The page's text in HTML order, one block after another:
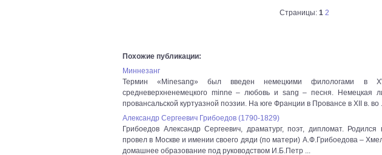
Страницы: 1 2
Похожие публикации:
Миннезанг
Термин «Minesang» был введен немецкими филологами в
средневерхненемецкого minne – любовь и sang – песня. Немецкая
провансальской куртуазной поэзии. На юге Франции в Провансе в XII в. во
Александр Сергеевич Грибоедов (1790-1829)
Грибоедов Александр Сергеевич, драматург, поэт, дипломат. Родился
провел в Москве и имении своего дяди (по матери) А.Ф.Грибоедова –
домашнее образование под руководством И.Б.Петр ...